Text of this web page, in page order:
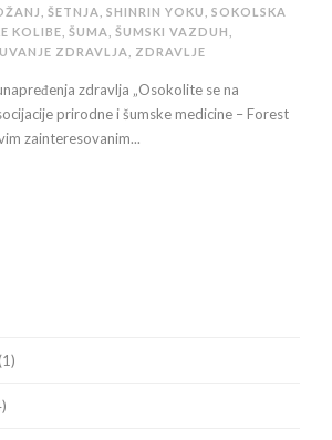
ŠETNJA SHINRIN YOKU
SOKOLSKA
KOLIBE ŠUMA ŠUMSKI VAZDUH
ZDRAVLJA
ZDRAVLJE
zdravlja „Osokolite se na
prirodne i šumske medicine – Forest
zainteresovanim...
(1)